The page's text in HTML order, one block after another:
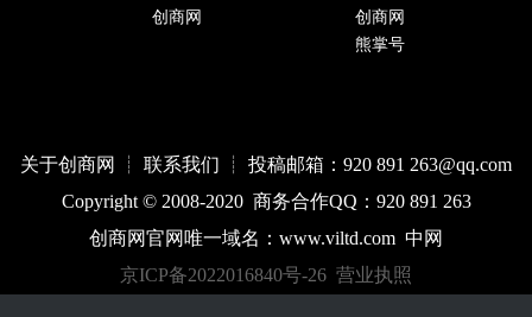
创商网
创商网
熊掌号
关于创商网 ┊ 联系我们 ┊ 投稿邮箱：920 891 263@qq.com
Copyright © 2008-2020 商务合作QQ：920 891 263
创商网官网唯一域名： www.viltd.com 中网
京ICP备2022016840号-26 营业执照